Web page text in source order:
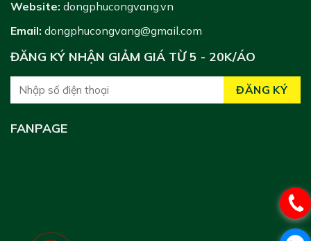
Website: dongphucongvang.vn
Email: dongphucongvang@gmail.com
ĐĂNG KÝ NHẬN GIẢM GIÁ TỪ 5 - 20K/ÁO
FANPAGE